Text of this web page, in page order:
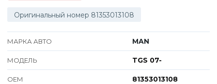
Оригинальный номер 81353013108
МАРКА АВТО MAN
МОДЕЛЬ TGS 07-
ОЕМ 81353013108